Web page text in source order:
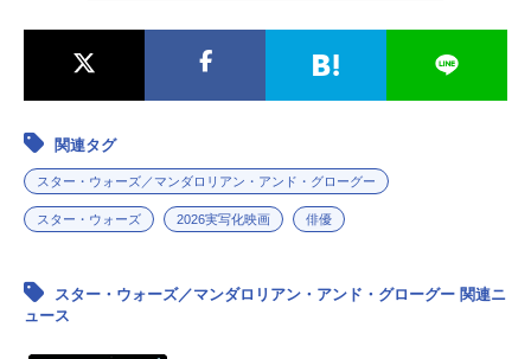
関連タグ
スター・ウォーズ／マンダロリアン・アンド・グローグー
スター・ウォーズ 2026実写化映画 俳優
スター・ウォーズ／マンダロリアン・アンド・グローグー 関連ニ
ュース